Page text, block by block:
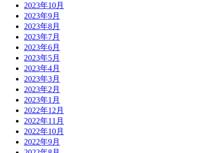
2023年10月
2023年9月
2023年8月
2023年7月
2023年6月
2023年5月
2023年4月
2023年3月
2023年2月
2023年1月
2022年12月
2022年11月
2022年10月
2022年9月